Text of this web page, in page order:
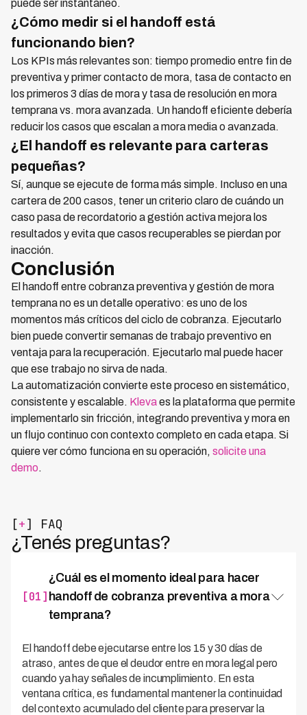
puede ser instantáneo.
¿Cómo medir si el handoff está
funcionando bien?
Los KPIs más relevantes son: tiempo promedio entre fin de
preventiva y primer contacto de mora, tasa de contacto en
los primeros 3 días de mora y tasa de resolución en mora
temprana vs. mora avanzada. Un handoff eficiente debería
reducir los casos que escalan a mora media o avanzada.
¿El handoff es relevante para carteras
pequeñas?
Sí, aunque se ejecute de forma más simple. Incluso en una
cartera de 200 casos, tener un criterio claro de cuándo un
caso pasa de recordatorio a gestión activa mejora los
resultados y evita que casos recuperables se pierdan por
inacción.
Conclusión
El handoff entre cobranza preventiva y gestión de mora
temprana no es un detalle operativo: es uno de los
momentos más críticos del ciclo de cobranza. Ejecutarlo
bien puede convertir semanas de trabajo preventivo en
ventaja para la recuperación. Ejecutarlo mal puede hacer
que ese trabajo no sirva de nada.
La automatización convierte este proceso en sistemático,
consistente y escalable. Klevaes la plataforma que permite
implementarlo sin fricción, integrando preventiva y mora en
un flujo continuo con contexto completo en cada etapa. Si
quiere ver cómo funciona en su operación, solicite una
demo.
[+] FAQ
¿Tenés preguntas?
[01]
¿Cuál es el momento ideal para hacer
handoff de cobranza preventiva a mora
temprana?
El handoff debe ejecutarse entre los 15 y 30 días de
atraso, antes de que el deudor entre en mora legal pero
cuando ya hay señales de incumplimiento. En esta
ventana crítica, es fundamental mantener la continuidad
del contexto acumulado del cliente para preservar la